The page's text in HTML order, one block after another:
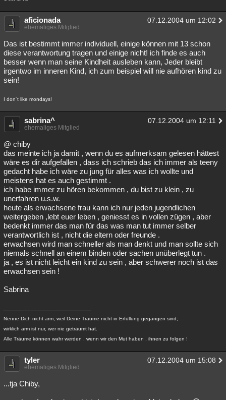
aficionada 07.12.2004 um 12:02
ehemaliges Mitglied
Das ist bestimmt immer individuell, einige können mit 13 schon
diese verantwortung tragen und einige nicht! ich finde es auch
besser wenn man seine Kindheit ausleben kann, Jeder bleibt
irgentwo im inneren Kind, ich zum beispiel will nie aufhören kind zu
sein!
I don´t like mondays!
sabrina^ 07.12.2004 um 12:11
ehemaliges Mitglied
@ chiby
das meinte ich ja damit , wenn du es aufmerksam gelesen hättest
wäre es dir aufgefallen , dass ich schrieb das ich immer als teeny
gedacht habe ich wäre zu jung für alles was ich wollte und
meistens hat es auch gestimmt .
ich habe immer zu hören bekommen , du bist zu klein , zu
unerfahren u.s.w.
heute als erwachsene frau kann ich nur jeden jugendlichen
weitergeben ,lebt euer leben , geniesst es in vollen zügen , aber
bedenkt immer das man für das was man tut immer selber
verantwortlich ist , nicht die eltern oder freunde .
erwachsen wird man schneller als man denkt und man sollte sich
niemals schnell an einem binden oder sachen unüberlegt tun .
ja , es ist nicht leicht ein kind zu sein , aber schwerer noch ist das
erwachsen sein !
Sabrina
Nenne Dich nicht arm, weil Deine Träume nicht in Erfüllung gegangen sind;
wirklich arm ist nur, wer nie geträumt hat.
Alle Träume können wahr werden , wenn wir den Mut haben , ihnen zu folgen !
tyler 07.12.2004 um 15:08
ehemaliges Mitglied
...tja Chiby,